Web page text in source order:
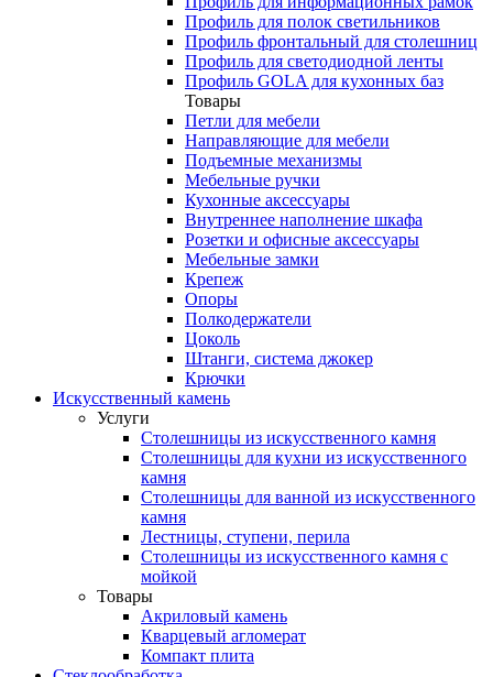
Профиль для полок светильников
Профиль фронтальный для столешниц
Профиль для светодиодной ленты
Профиль GOLA для кухонных баз
Товары
Петли для мебели
Направляющие для мебели
Подъемные механизмы
Мебельные ручки
Кухонные аксессуары
Внутреннее наполнение шкафа
Розетки и офисные аксессуары
Мебельные замки
Крепеж
Опоры
Полкодержатели
Цоколь
Штанги, система джокер
Крючки
Искусственный камень
Услуги
Столешницы из искусственного камня
Столешницы для кухни из искусственного
камня
Столешницы для ванной из искусственного
камня
Лестницы, ступени, перила
Столешницы из искусственного камня с
мойкой
Товары
Акриловый камень
Кварцевый агломерат
Компакт плита